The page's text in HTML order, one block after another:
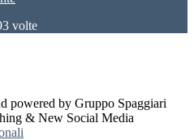
volte
powered by Gruppo Spaggiari
& New Social Media